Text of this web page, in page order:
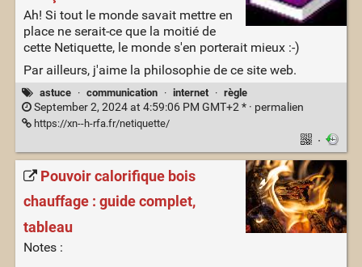
Ah! Si tout le monde savait mettre en
place ne serait-ce que la moitié de
cette Netiquette, le monde s'en porterait mieux :-)
Par ailleurs, j'aime la philosophie de ce site web.
astuce · communication · internet · règle
September 2, 2024 at 4:59:06 PM GMT+2 * · permalien
https://xn--h-rfa.fr/netiquette/
·
Pouvoir calorifique bois
chauffage : guide complet,
tableau
Notes :